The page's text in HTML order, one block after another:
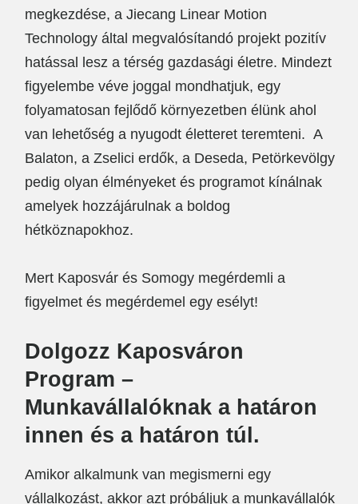
megkezdése, a Jiecang Linear Motion
Technology által megvalósítandó projekt pozitív
hatással lesz a térség gazdasági életre. Mindezt
figyelembe véve joggal mondhatjuk, egy
folyamatosan fejlődő környezetben élünk ahol
van lehetőség a nyugodt életteret teremteni. A
Balaton, a Zselici erdők, a Deseda, Petörkevölgy
pedig olyan élményeket és programot kínálnak
amelyek hozzájárulnak a boldog
hétköznapokhoz.
Mert Kaposvár és Somogy megérdemli a
figyelmet és megérdemel egy esélyt!
Dolgozz Kaposváron
Program –
Munkavállalóknak a határon
innen és a határon túl.
Amikor alkalmunk van megismerni egy
vállalkozást, akkor azt próbáljuk a munkavállalók